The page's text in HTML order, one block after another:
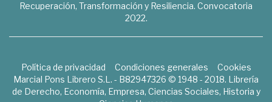
Recuperación, Transformación y Resiliencia. Convocatoria
2022.
Política de privacidad Condiciones generales
Cookies
Marcial Pons Librero S.L. - B82947326 © 1948 - 2018. Librería
de Derecho, Economía, Empresa, Ciencias Sociales, Historia y